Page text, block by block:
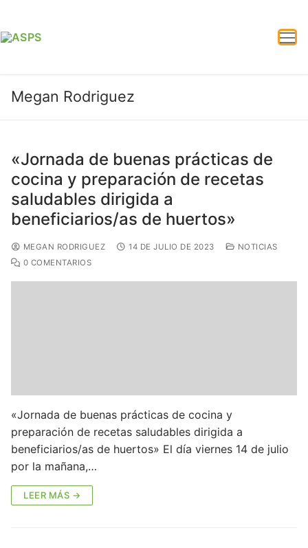
Megan Rodriguez
«Jornada de buenas prácticas de
cocina y preparación de recetas
saludables dirigida a
beneficiarios/as de huertos»
MEGAN RODRIGUEZ 14 DE JULIO DE 2023
NOTICIAS
0 COMENTARIOS
«Jornada de buenas prácticas de cocina y
preparación de recetas saludables dirigida a
beneficiarios/as de huertos» El día viernes 14 de julio
por la mañana,…
LEER MÁS →